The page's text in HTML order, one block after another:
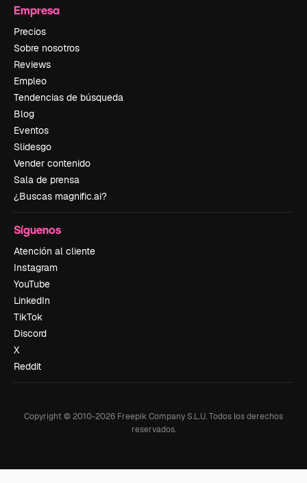
Empresa
Precios
Sobre nosotros
Reviews
Empleo
Tendencias de búsqueda
Blog
Eventos
Slidesgo
Vender contenido
Sala de prensa
¿Buscas magnific.ai?
Síguenos
Atención al cliente
Instagram
YouTube
LinkedIn
TikTok
Discord
X
Reddit
Copyright © 2010-2026 Freepik Company S.L.U.Todos los derechos
reservados.